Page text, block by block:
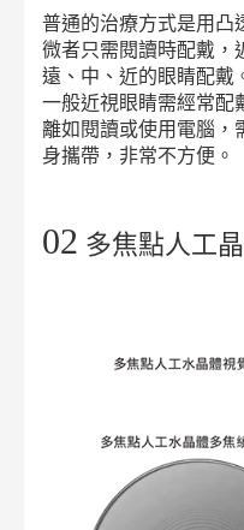
普通的治療方式是用凸
微者只需閱讀時配戴，
遠、中、近的眼睛配戴
一般近視眼睛需經常配
離如閱讀或使用電腦，
身攜帶，非常不方便。
02 多焦點人工